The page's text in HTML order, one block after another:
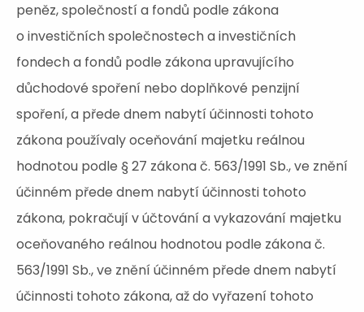
peněz, společností a fondů podle zákona
o investičních společnostech a investičních
fondech a fondů podle zákona upravujícího
důchodové spoření nebo doplňkové penzijní
spoření, a přede dnem nabytí účinnosti tohoto
zákona používaly oceňování majetku reálnou
hodnotou podle § 27 zákona č. 563/1991 Sb., ve znění
účinném přede dnem nabytí účinnosti tohoto
zákona, pokračují v účtování a vykazování majetku
oceňovaného reálnou hodnotou podle zákona č.
563/1991 Sb., ve znění účinném přede dnem nabytí
účinnosti tohoto zákona, až do vyřazení tohoto